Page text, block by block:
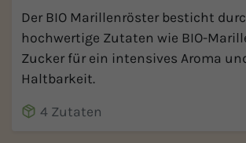
Der BIO Marillenröster besticht
hochwertige Zutaten wie BIO-
Zucker für ein intensives Aroma
Haltbarkeit.
4 Zutaten